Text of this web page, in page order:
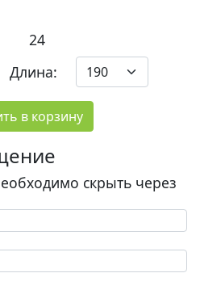
24
Длина:
в корзину
скрыть через